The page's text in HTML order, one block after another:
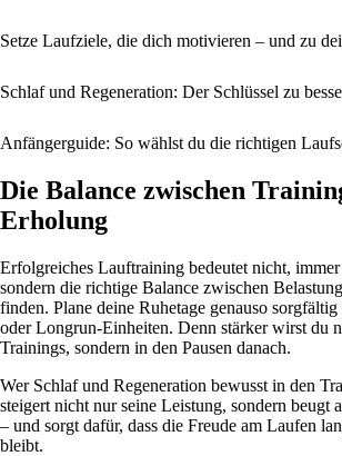
Setze Laufziele, die dich motivieren – und zu
Schlaf und Regeneration: Der Schlüssel zu
Anfängerguide: So wählst du die richtigen
Die Balance zwischen
Erholung
Erfolgreiches Lauftraining bedeutet nicht,
sondern die richtige Balance zwischen
finden. Plane deine Ruhetage genauso
oder Longrun-Einheiten. Denn stärker wirst du
Trainings, sondern in den Pausen danach.
Wer Schlaf und Regeneration bewusst in den
steigert nicht nur seine Leistung, sondern beugt
– und sorgt dafür, dass die Freude am Laufen
bleibt.